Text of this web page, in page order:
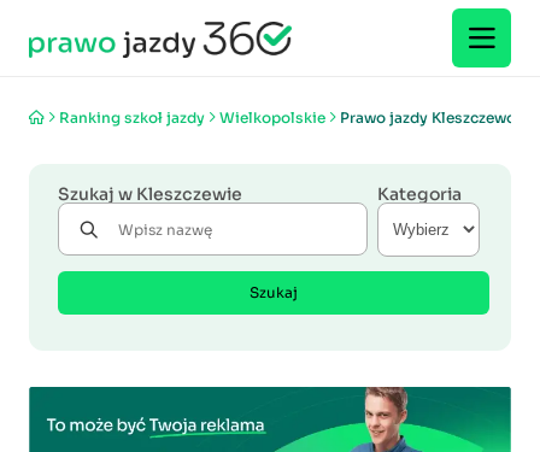
Ranking szkoł jazdy Wielkopolskie Prawo jazdy Kleszczewo
Szukaj w Kleszczewie Kategoria
Szukaj